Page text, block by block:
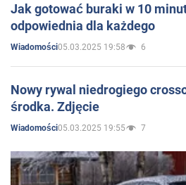
Jak gotować buraki w 10
odpowiednia dla każdego
Wiadomości05.03.2025 19:58 6
Nowy rywal niedrogiego
środka. Zdjęcie
Wiadomości05.03.2025 19:55 7